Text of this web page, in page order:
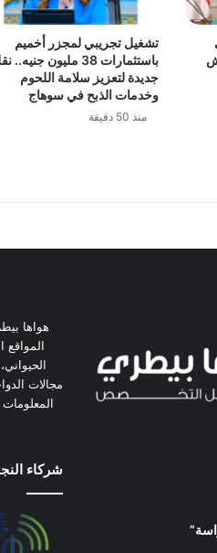
تشغيل تجريبي لمجزر أخميم
باستثمارات 38 مليون جنيه..
جديدة لتعزيز سلامة اللحوم
وخدمات الذبح في سوهاج
منذ 50 دقيقة
هواها
المواقع
مجالات
شركاء